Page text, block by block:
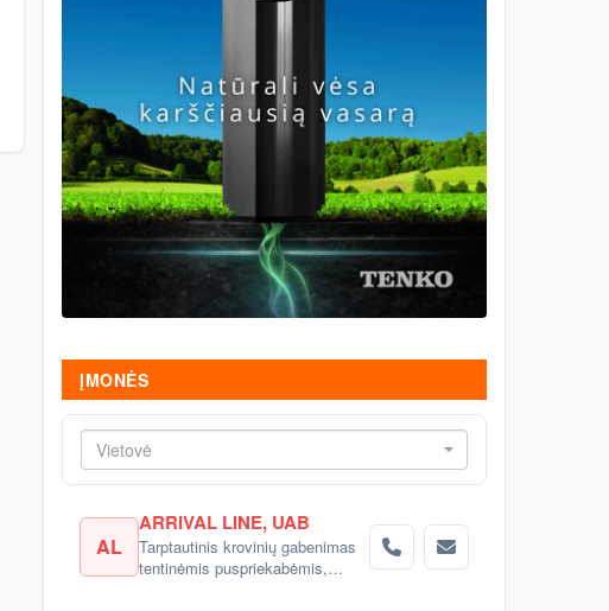
ĮMONĖS
Vietovė
AL
ARRIVAL LINE, UAB
Tarptautinis krovinių gabenimas
tentinėmis puspriekabėmis,